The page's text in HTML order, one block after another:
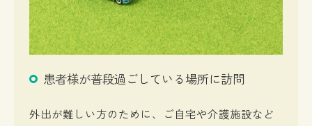
患者様が普段過ごしている場所に訪問
外出が難しい方のために、ご自宅や介護施設など